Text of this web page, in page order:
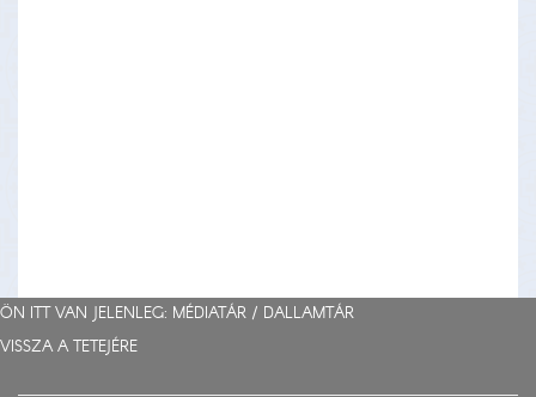
ÖN ITT VAN JELENLEG: MÉDIATÁR / DALLAMTÁR
VISSZA A TETEJÉRE